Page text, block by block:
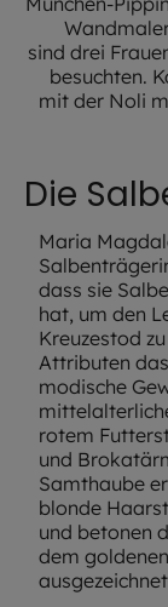
sind drei
besuchten.
mit der Noli
Die
Maria
dass sie
hat, um den
Kreuzestod
Attributen
modische
rotem
und
Samthaube
blonde
und betonen
dem